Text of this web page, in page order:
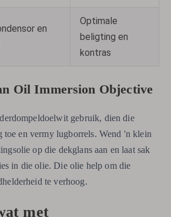
en
Optimale
beligting en
kontras
Oil Immersion Objective
gebruik, dien die
toe en vermy lugborrels. Wend 'n klein
op die dekglans aan en laat sak
in die olie. Die olie help om die
te verhoog.
met